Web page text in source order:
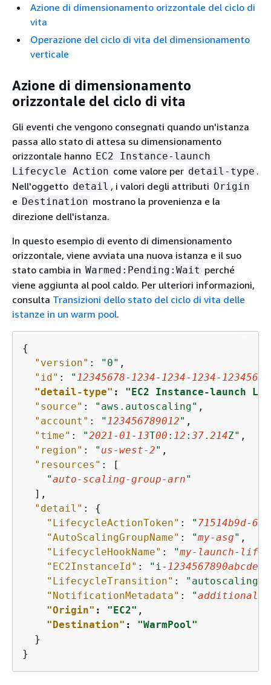
Azione di dimensionamento orizzontale del ciclo di
vita
Operazione del ciclo di vita del dimensionamento
verticale
Azione di dimensionamento
orizzontale del ciclo di vita
Gli eventi che vengono consegnati quando un'istanza
passa allo stato di attesa su dimensionamento
orizzontale hanno EC2 Instance-launch
Lifecycle Action come valore per detail-type .
Nell'oggetto detail , i valori degli attributi Origin
e Destination mostrano la provenienza e la
direzione dell'istanza.
In questo esempio di evento di dimensionamento
orizzontale, viene avviata una nuova istanza e il suo
stato cambia in Warmed:Pending:Wait perché
viene aggiunta al pool caldo. Per ulteriori informazioni,
consulta Transizioni dello stato del ciclo di vita delle
istanze in un warm pool.
{
"version" : "0" ,
"id" : " 12345678- 1234- 1234- 1234-
"detail-type" : "EC2 Instance-launch
"source" : "aws.autoscaling" ,
"account" : " 123456789012" ,
"time" : "2021 -01 - 13T00 : 12 : 37. 214Z" ,
"region" : " us-west-2" ,
"resources" : [
"auto-scaling-group-arn"
  ],
"detail" : {
"LifecycleActionToken" : " 71514b9d-
"AutoScalingGroupName" : "my-asg" ,
"LifecycleHookName" : "my-launch-
"EC2InstanceId" : "i- 1234567890abcdef0
"LifecycleTransition" :
"NotificationMetadata" : "additional-
"Origin" : "EC2" ,
"Destination" : "WarmPool"
  }
}